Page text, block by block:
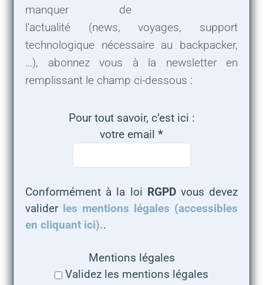
manquer de
l’actualité (news, voyages, support
technologique nécessaire au backpacker,
…), abonnez vous à la newsletter en
remplissant le champ ci-dessous :
Pour tout savoir, c’est ici :
votre email *
Conformément à la loi RGPDvous devez
valider les mentions légales (accessibles
en cliquant ici)..
Mentions légales
Validez les mentions légales